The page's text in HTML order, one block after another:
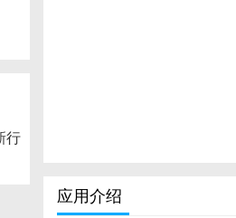
行
应用介绍